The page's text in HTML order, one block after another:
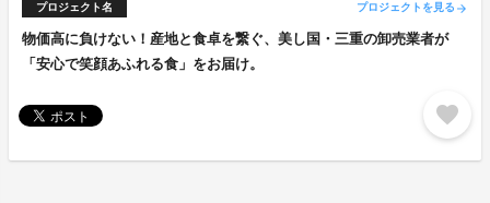
プロジェクト名 プロジェクトを見る arrow_forward
物価高に負けない！産地と食卓を繋ぐ、美し国・三重の卸売業者が
「安心で笑顔あふれる食」をお届け。
favorite